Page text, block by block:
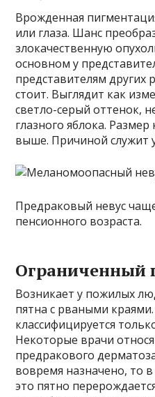
Врожденная
или глаза. Шанс
злокачественную
основном у
представителям других
стоит. Выглядит как
светло-серый оттенок,
глазного яблока. Размер
выше. Причиной служит
Предраковый невус
пенсионного возраста.
Ограниченный
Возникает у пожилых
пятна с рваными
классифицируется
Некоторые врачи
предракового
вовремя назначено, то
это пятно